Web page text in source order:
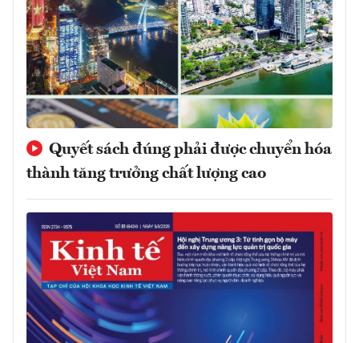
Quyết sách đúng phải được chuyển hóa
thành tăng trưởng chất lượng cao